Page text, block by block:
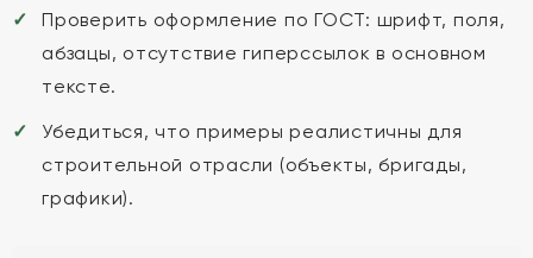
Проверить оформление по ГОСТ: шрифт, поля,
абзацы, отсутствие гиперссылок в основном
тексте.
Убедиться, что примеры реалистичны для
строительной отрасли (объекты, бригады,
графики).